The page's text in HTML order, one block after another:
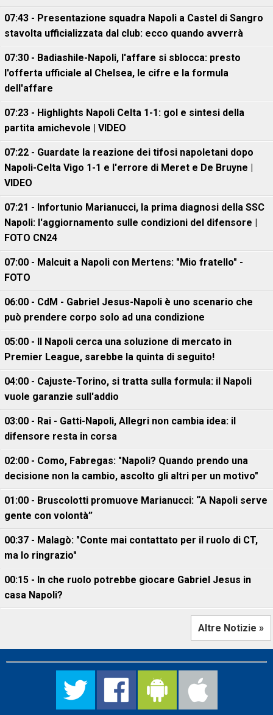
07:43 - Presentazione squadra Napoli a Castel di Sangro
stavolta ufficializzata dal club: ecco quando avverrà
07:30 - Badiashile-Napoli, l'affare si sblocca: presto
l'offerta ufficiale al Chelsea, le cifre e la formula
dell'affare
07:23 - Highlights Napoli Celta 1-1: gol e sintesi della
partita amichevole | VIDEO
07:22 - Guardate la reazione dei tifosi napoletani dopo
Napoli-Celta Vigo 1-1 e l'errore di Meret e De Bruyne |
VIDEO
07:21 - Infortunio Marianucci, la prima diagnosi della SSC
Napoli: l'aggiornamento sulle condizioni del difensore |
FOTO CN24
07:00 - Malcuit a Napoli con Mertens: "Mio fratello" -
FOTO
06:00 - CdM - Gabriel Jesus-Napoli è uno scenario che
può prendere corpo solo ad una condizione
05:00 - Il Napoli cerca una soluzione di mercato in
Premier League, sarebbe la quinta di seguito!
04:00 - Cajuste-Torino, si tratta sulla formula: il Napoli
vuole garanzie sull'addio
03:00 - Rai - Gatti-Napoli, Allegri non cambia idea: il
difensore resta in corsa
02:00 - Como, Fabregas: "Napoli? Quando prendo una
decisione non la cambio, ascolto gli altri per un motivo"
01:00 - Bruscolotti promuove Marianucci: “A Napoli serve
gente con volontà”
00:37 - Malagò: "Conte mai contattato per il ruolo di CT,
ma lo ringrazio"
00:15 - In che ruolo potrebbe giocare Gabriel Jesus in
casa Napoli?
Altre Notizie »